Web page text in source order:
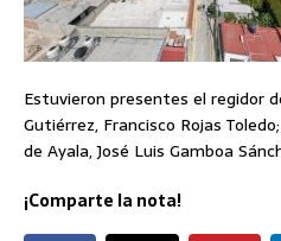
Estuvieron presentes el regidor
Gutiérrez, Francisco Rojas
de Ayala, José Luis Gamboa
¡Comparte la nota!